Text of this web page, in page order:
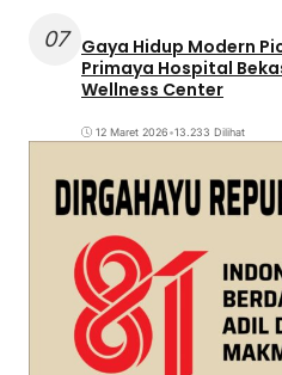
07
Gaya Hidup Modern
Primaya Hospital
Wellness Center
12 Maret 2026•13.233 Dilihat